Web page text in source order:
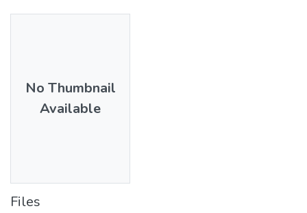
No Thumbnail
Available
Files